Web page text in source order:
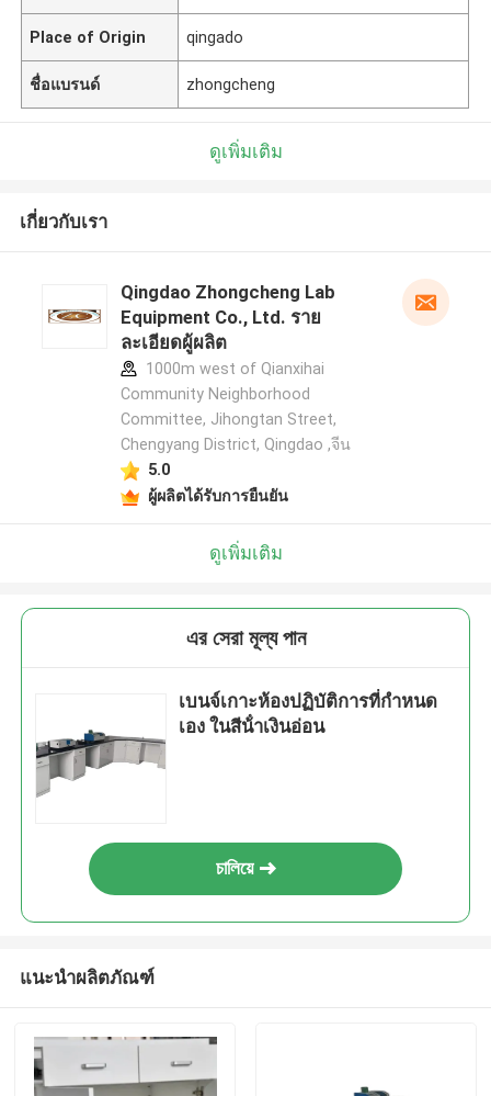
Place of Origin qingado
ชื่อแบรนด์ zhongcheng
ดูเพิ่มเติม
เกี่ยวกับเรา
Qingdao Zhongcheng Lab
Equipment Co., Ltd. ราย
ละเอียดผู้ผลิต
1000m west of Qianxihai
Community Neighborhood
Committee, Jihongtan Street,
Chengyang District, Qingdao ,จีน
5.0
ผู้ผลิตได้รับการยืนยัน
ดูเพิ่มเติม
এর সেরা মূল্য পান
เบนจ์เกาะห้องปฏิบัติการที่กําหนด
เอง ในสีน้ําเงินอ่อน
চালিয়ে
แนะนำผลิตภัณฑ์